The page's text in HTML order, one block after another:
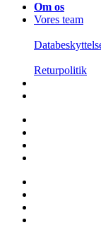
Om os
Vores team
Returpolitik